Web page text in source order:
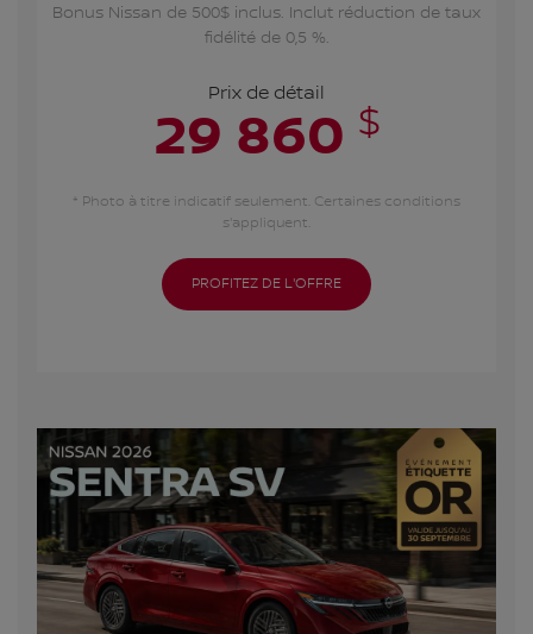
Bonus Nissan de 500$ inclus. Inclut réduction de taux
fidélité de 0,5 %.
Prix de détail
29 860 $
* Photo à titre indicatif seulement. Certaines conditions
s'appliquent.
PROFITEZ DE L'OFFRE